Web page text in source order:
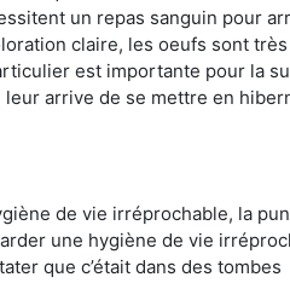
un repas sanguin pour
claire, les oeufs sont très
est importante pour la
leur arrive de se mettre en
de vie irréprochable, la
une hygiène de vie
que c’était dans des tombes